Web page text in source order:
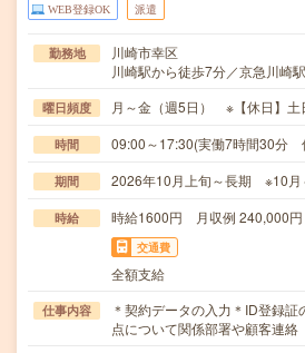
WEB登録OK 派遣
勤務地
川崎市幸区
川崎駅から徒歩7分／京急川崎
曜日頻度 月～金（週5日） ※【休日】土
時間 09:00～17:30(実働7時間30分
期間 2026年10月上旬～長期 ※10月
時給 時給1600円 月収例 240,000円
交通費
全額支給
仕事内容
＊契約データの入力＊ID登録
点について関係部署や顧客連